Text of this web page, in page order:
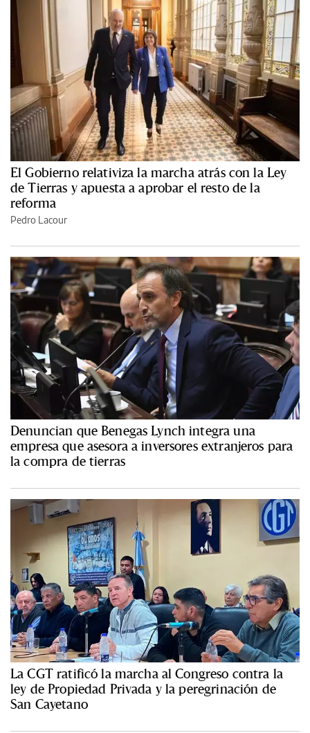
El Gobierno relativiza la marcha atrás con la Ley
de Tierras y apuesta a aprobar el resto de la
reforma
Pedro Lacour
Denuncian que Benegas Lynch integra una
empresa que asesora a inversores extranjeros para
la compra de tierras
La CGT ratificó la marcha al Congreso contra la
ley de Propiedad Privada y la peregrinación de
San Cayetano